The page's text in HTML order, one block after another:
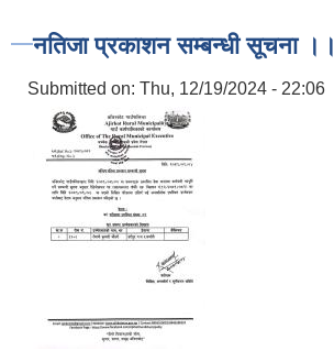
नतिजा प्रकाशन सम्बन्धी सूचना ।।
Submitted on: Thu, 12/19/2024 - 22:06